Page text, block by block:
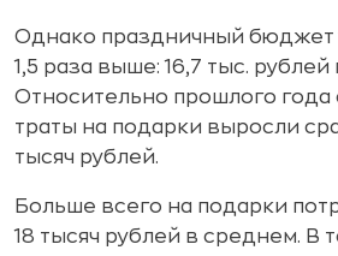
Однако праздничный бюджет
1,5 раза выше: 16,7 тыс. рублей
Относительно прошлого
траты на подарки выросли
тысяч рублей.
Больше всего на подарки
18 тысяч рублей в среднем. В